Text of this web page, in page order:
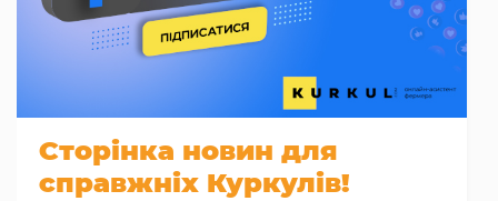
Сторінка новин для
справжніх Куркулів!